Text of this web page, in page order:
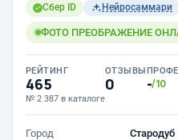
Сбер ID Нейросаммари
ФОТО ПРЕОБРАЖЕНИЕ
РЕЙТИНГ
465
№ 2 387 в каталоге
ОТЗЫВЫ
0 -/10
Город
Стародуб